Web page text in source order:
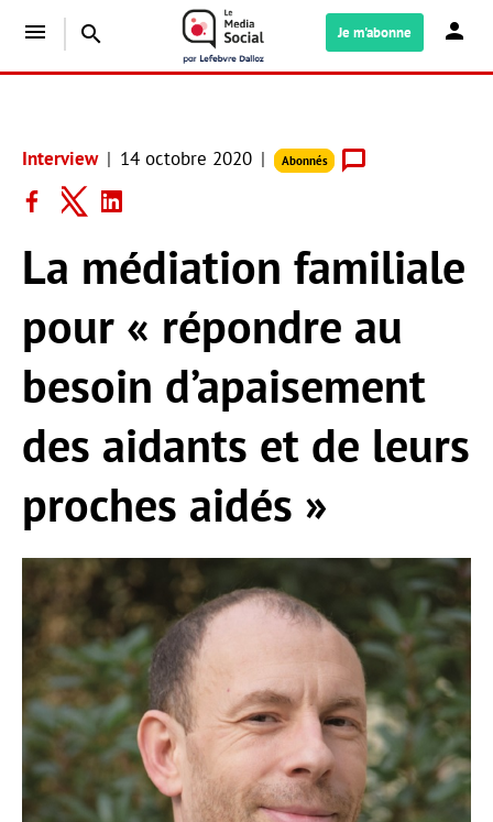
menu search Je m'abonne
Interview 14 octobre 2020 Abonnés
La médiation familiale
pour « répondre au
besoin d’apaisement
des aidants et de leurs
proches aidés »